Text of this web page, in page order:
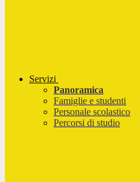
Servizi
Panoramica
Famiglie e studenti
Personale scolastico
Percorsi di studio